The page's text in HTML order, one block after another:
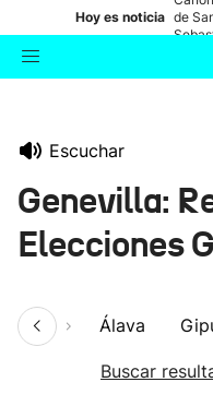
Hoy es noticia de
Escuchar
Genevilla:
Elecciones
Álava
Buscar